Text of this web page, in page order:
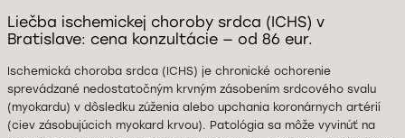
Liečba ischemickej choroby srdca (ICHS) v
Bratislave: cena konzultácie — od 86 eur.
Ischemická choroba srdca (ICHS) je chronické ochorenie
sprevádzané nedostatočným krvným zásobením srdcového svalu
(myokardu) v dôsledku zúženia alebo upchania koronárnych artérií
(ciev zásobujúcich myokard krvou). Patológia sa môže vyvinúť na